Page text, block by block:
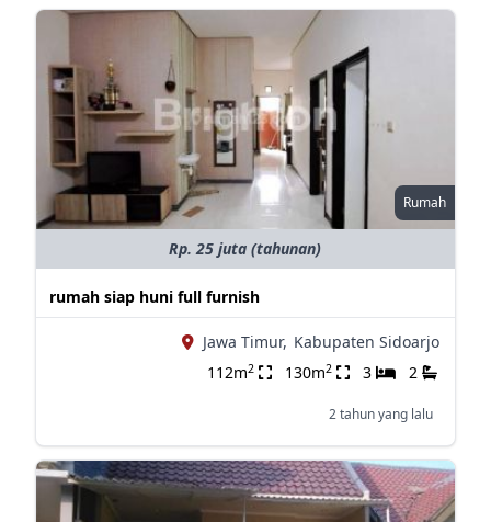
Rumah
Rp. 25 juta (tahunan)
rumah siap huni full furnish
Jawa Timur, Kabupaten Sidoarjo
112m2 130m2 3 2
2 tahun yang lalu